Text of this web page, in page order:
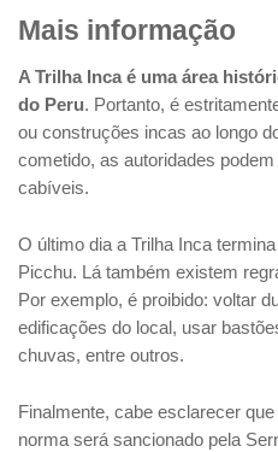
Mais informação
A Trilha Inca é uma área
do Peru. Portanto, é
ou construções incas ao longo
cometido, as autoridades
cabíveis.
O último dia a Trilha Inca
Picchu. Lá também existem
Por exemplo, é proibido: voltar
edificações do local, usar
chuvas, entre outros.
Finalmente, cabe esclarecer
norma será sancionado pela